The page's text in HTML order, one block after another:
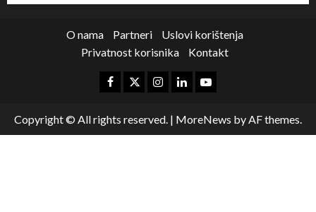
O nama Partneri
Uslovi korištenja
Privatnost korisnika
Kontakt
Copyright © All rights reserved. | MoreNews by AF themes.